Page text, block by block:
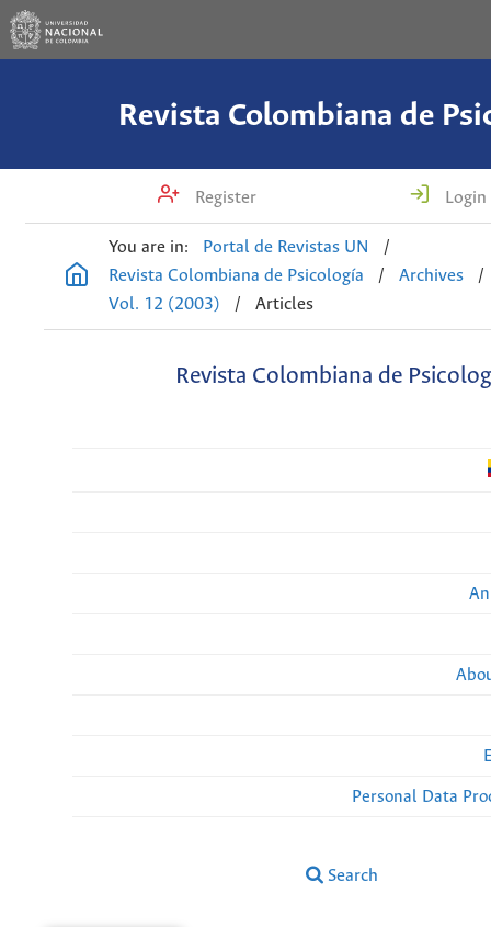
Revista Colombiana de
Register Login
You are in: Portal de Revistas UN
/
Revista Colombiana de Psicología
/ Archives
/
Vol. 12 (2003)
/ Articles
Revista Colombiana de
Personal Data
Search